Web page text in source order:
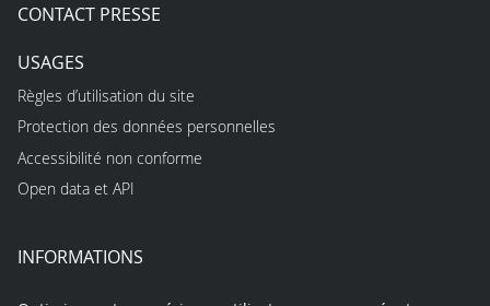
CONTACT PRESSE
USAGES
Règles d’utilisation du site
Protection des données personnelles
Accessibilité non conforme
Open data et API
INFORMATIONS